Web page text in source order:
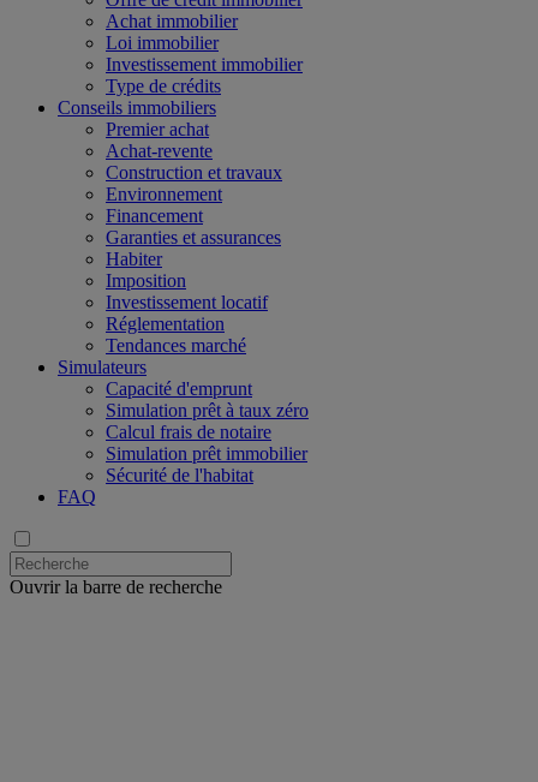
Achat immobilier
Loi immobilier
Investissement immobilier
Type de crédits
Conseils immobiliers
Premier achat
Achat-revente
Construction et travaux
Environnement
Financement
Garanties et assurances
Habiter
Imposition
Investissement locatif
Réglementation
Tendances marché
Simulateurs
Capacité d'emprunt
Simulation prêt à taux zéro
Calcul frais de notaire
Simulation prêt immobilier
Sécurité de l'habitat
FAQ
Ouvrir la barre de recherche